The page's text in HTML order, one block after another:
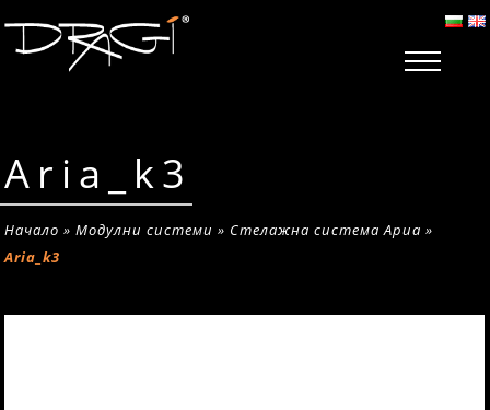
Aria_k3
Начало »Модулни системи » Стелажна система Ариа »
Aria_k3